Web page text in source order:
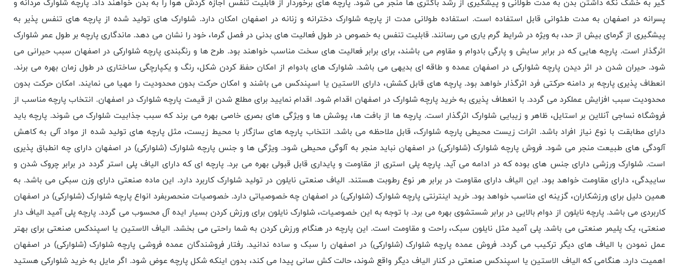
گیر به خشک نگه داشتن بدن به مدت طولانی و پیشگیری از رشد باکتری ها منجر می شود. پارچه های برخوردار از قابلیت تنفس اجازه گردش هوا را به بدن خواهند داد. پارچه شلوارک مردانه و
پسرانه در اصفهان به مدت طئوانی قابل استفاده است. استفاده طولانی مدت از پارچه شلوارک دخترانه و زنانه در اصفهان امکان دارد. شلوارک های تولید شده از پارچه های تنفس پذیر به
پیشگیری از گرمای بیش از حد، به ویژه در شرایط گرم یاری می رسانند. قابلیت تنفس به خصوص در طول فعالیت های بدنی در فصل گرما، خود را نشان می دهد. ماندگاری پارچه بر طول عمر شلوارک
اثرگذار است. پارچه‌ هایی که در برابر سایش و پارگی بادوام و مقاوم می باشند، برای برابر فعالیت ‌های سخت مناسب خواهند بود. طرح ها و رنگبندی پارچه شلوارکی در اصفهان سبب حیرانی می
شود. حیران شدن در اثر دیدن پارچه شلوارکی در اصفهان عمده و طاقه ای بدیهی می باشد. شلوارک های بادوام از امکان حفظ کردن شکل، رنگ و یکپارچگی ساختاری در طول زمان بهره می برند.
انعطاف ‌پذیری پارچه بر دامنه حرکتی فرد اثرگذار خواهد بود. پارچه‌ های قابل کشش، دارای الاستین یا اسپندکس می باشند و امکان حرکت بدون محدودیت را مهیا می نمایند. امکان حرکت بدون
محدودیت سبب افزایش عملکرد می گردد. با انعطاف پذیری به خرید پارچه شلوارک در اصفهان اقدام شود. اقدام نمایید برای مطلع شدن از قیمت پارچه شلوارک در اصفهان. انتخاب پارچه مناسب از
فروشگاه نساجی آنلاین بر استایل، ظاهر و زیبایی شلوارک اثرگذار است. پارچه‌ ها از بافت ‌ها، پوشش ‌ها و ویژگی ‌های بصری خاصی بهره می برند که سبب جذابیت شلوارک می شوند. پارچه باید
دارای مطابقت با نوع نیاز افراد باشد. اثرات زیست محیطی پارچه شلوارک، قابل ملاحظه می باشد. انتخاب پارچه های سازگار با محیط زیست، مثل پارچه های تولید شده از مواد آلی به کاهش
آلودگی های طبیعت منجر می شود. فروش پارچه شلوارک (شلوارکی) در اصفهان نباید منجر به آلوگی محیطی شود. ویژگی ها و جنس پارچه شلوارک (شلوارکی) در اصفهان دارای چه انطباق پذیری
است. شلوارک ورزشی دارای جنس های بوده که در ادامه می آید. پارچه پلی استری از مقاومت و پایداری قابل قبولی بهره می برد. پارچه ای که دارای الیاف پلی استر گردد در برابر چروک شدن و
ساییدگی، دارای مقاومت خواهد بود. این الیاف دارای مقاومت در برابر هر نوع رطوبت هستند. الیاف صنعتی نایلون در تولید شلوارک کاربرد دارد. این ماده صنعتی دارای وزن سبکی می باشد. به
همین دلیل برای ورزشکاران، گزینه ای مناسب خواهد بود. خرید اینترنتی پارچه شلوارک (شلوارکی) در اصفهان چه خصوصیاتی دارد. خصوصیات منحصربفرد انواع پارچه شلوارک (شلوارکی) در اصفهان
کاربردی می باشد. پارچه نایلون از دوام بالایی در برابر شستشوی بهره می برد. با توجه به این خصوصیات، شلوارک نایلون برای ورزش کردن بسیار ایده آل محسوب می گردد. پارچه پلی آمید الیاف دار
صنعتی، یک پلیمر صنعتی می باشد. پلی آمید مثل نایلون سبک، راحت و مقاومت است. این پارچه در هنگام ورزش کردن به شما راحتی می بخشد. الیاف الاستین یا اسپندکس صنعتی برای بهتر
عمل نمودن با الیاف های دیگر ترکیب می گردد. فروش عمده پارچه شلوارک (شلوارکی) در اصفهان را سبک و ساده ندانید. رفتار فروشندگان عمده فروشی پارچه شلوارک (شلوارکی) در اصفهان
اهمیت دارد. هنگامی که الیاف الاستین یا اسپندکس صنعتی در کنار الیاف دیگر واقع شوند، حالت کش سانی پیدا می کند، بدون اینکه شکل پارچه عوض شود. اگر مایل به خرید شلوارکی هستید